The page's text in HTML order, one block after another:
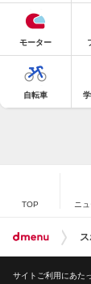
モーター
自転車
TOP ニ
サイトご利用にあた